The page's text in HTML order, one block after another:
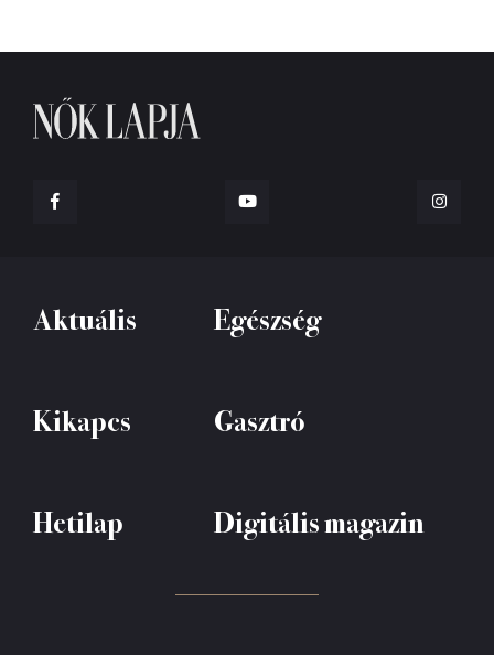
Aktuális Egészség
Kikapcs Gasztró
Hetilap Digitális magazin